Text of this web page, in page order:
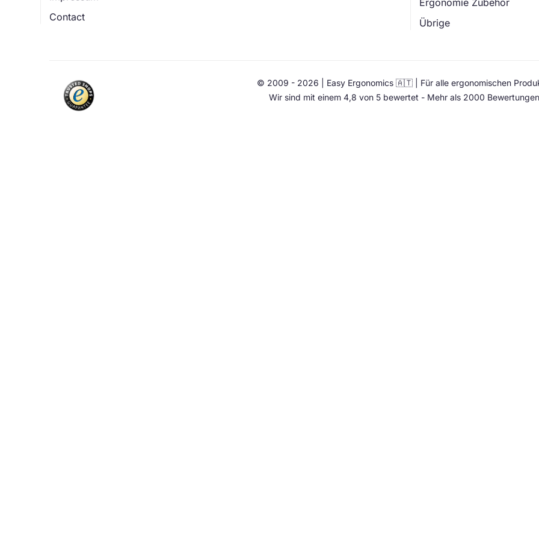
Contact
Ergonomie Zubehör
Übrige
© 2009 - 2026 | Easy Ergonomics 🇦🇹 | Für alle ergonomischen
Wir sind mit einem 4,8 von 5 bewertet - Mehr als 2000 Bewertungen